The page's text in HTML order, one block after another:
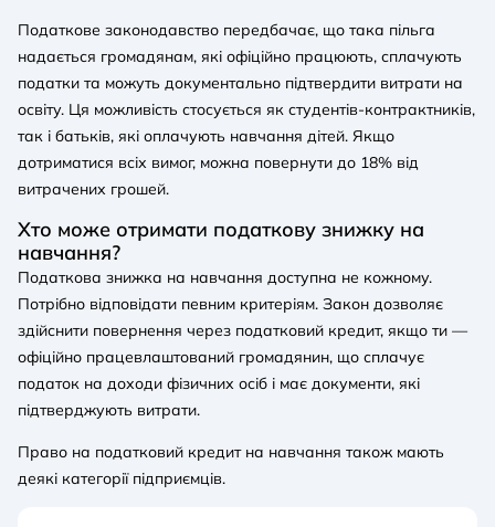
Податкове законодавство передбачає, що така пільга
надається громадянам, які офіційно працюють, сплачують
податки та можуть документально підтвердити витрати на
освіту. Ця можливість стосується як студентів-контрактників,
так і батьків, які оплачують навчання дітей. Якщо
дотриматися всіх вимог, можна повернути до 18% від
витрачених грошей.
Хто може отримати податкову знижку на
навчання?
Податкова знижка на навчання доступна не кожному.
Потрібно відповідати певним критеріям. Закон дозволяє
здійснити повернення через податковий кредит, якщо ти —
офіційно працевлаштований громадянин, що сплачує
податок на доходи фізичних осіб і має документи, які
підтверджують витрати.
Право на податковий кредит на навчання також мають
деякі категорії підприємців.